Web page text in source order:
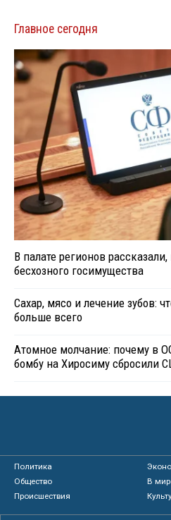
Главное сегодня
В палате регионов
бесхозного госимущества
Сахар, мясо и лечение зубов:
больше всего
Атомное молчание: почему в
бомбу на Хиросиму сбросили
Политика
Общество
В
Происшествия